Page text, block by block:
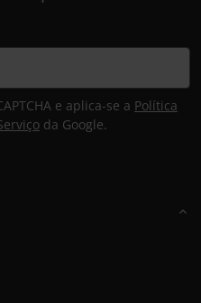
e aplica-se a Política
da Google.